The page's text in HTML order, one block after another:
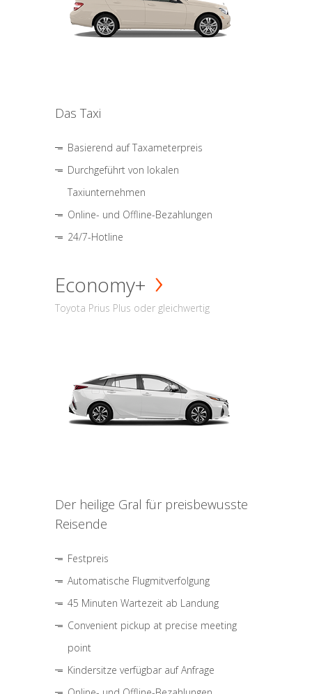
Das Taxi
Basierend auf Taxameterpreis
Durchgeführt von lokalen
Taxiunternehmen
Online- und Offline-Bezahlungen
24/7-Hotline
Economy+
Toyota Prius Plus oder gleichwertig
Der heilige Gral für preisbewusste
Reisende
Festpreis
Automatische Flugmitverfolgung
45 Minuten Wartezeit ab Landung
Convenient pickup at precise meeting
point
Kindersitze verfügbar auf Anfrage